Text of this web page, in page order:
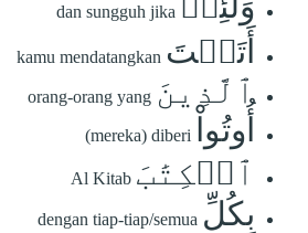
dan sungguh jika
أَتَيۡتَ kamu mendatangkan
ٱلَّذِينَ orang-orang yang
أُوتُواْ (mereka) diberi
ٱلۡكِتَٰبَ Al Kitab
بِكُلِّ dengan tiap-tiap/semua